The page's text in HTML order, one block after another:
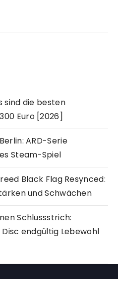
sind die besten
Euro [2026]
ARD-Serie
Steam-Spiel
Black Flag Resynced:
und Schwächen
Schlussstrich:
endgültig Lebewohl